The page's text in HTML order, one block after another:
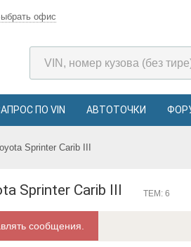
офис
ПО VIN АВТОТОЧКИ
Sprinter Carib III
Sprinter Carib III ТЕМ: 6
сообщения.